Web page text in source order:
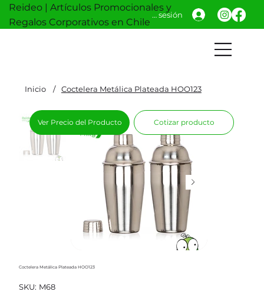
Reideo | Artículos Promocionales y
Regalos Corporativos en Chile
Iniciar sesión
Inicio / Coctelera Metálica Plateada HOO123
Coctelera Metálica Plateada HOO123
SKU: SKU
M68
M68
Ver Precio del Producto Cotizar producto